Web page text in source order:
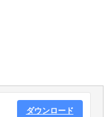
ダウンロード